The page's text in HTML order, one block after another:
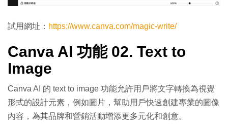
試用網址： https://www.canva.com/magic-write/
Canva AI 功能 02. Text to
Image
Canva AI 的 text to image 功能允許用戶將文字轉換為視覺
形式的設計元素，例如圖片，幫助用戶快速創建專業的圖像
內容，為其品牌和營銷活動增添更多元化和創意。